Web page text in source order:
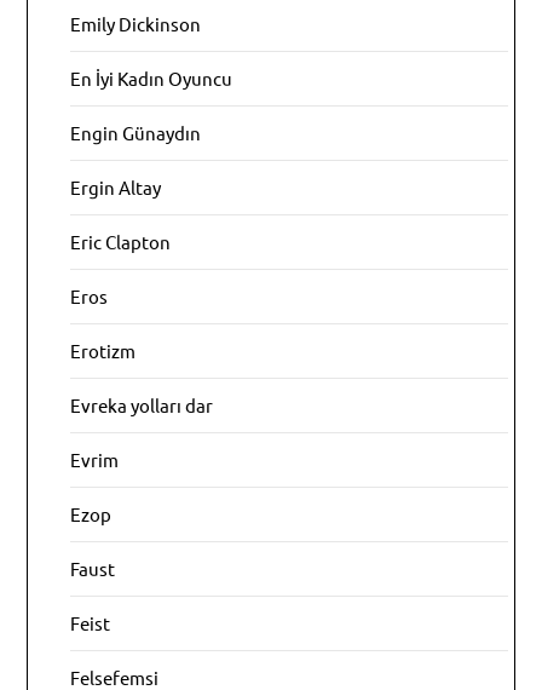
Emily Dickinson
En İyi Kadın Oyuncu
Engin Günaydın
Ergin Altay
Eric Clapton
Eros
Erotizm
Evreka yolları dar
Evrim
Ezop
Faust
Feist
Felsefemsi